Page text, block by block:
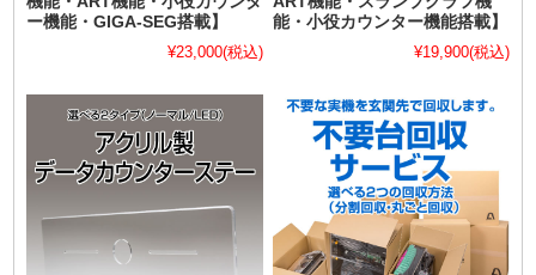
ー機能・GIGA-SEG搭載】
¥23,000(税込)
能・小役カウンター機能搭載】
¥19,900(税込)